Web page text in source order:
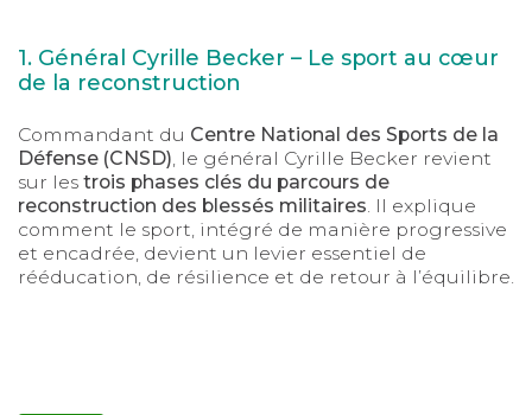
1. Général Cyrille Becker – Le sport au cœur
de la reconstruction
Commandant du Centre National des Sports de la
Défense (CNSD), le général Cyrille Becker revient
sur les trois phases clés du parcours de
reconstruction des blessés militaires. Il explique
comment le sport, intégré de manière progressive
et encadrée, devient un levier essentiel de
rééducation, de résilience et de retour à l’équilibre.